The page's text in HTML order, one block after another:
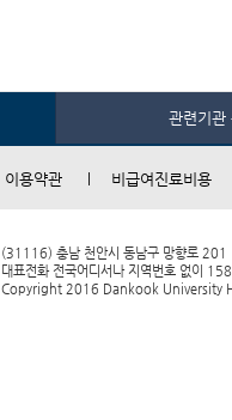
관련기관
이용약관 비급여진료비용
(31116) 충남 천안시 동남구 망향로 201
대표전화 전국어디서나 지역번호 없이
Copyright 2016 Dankook University